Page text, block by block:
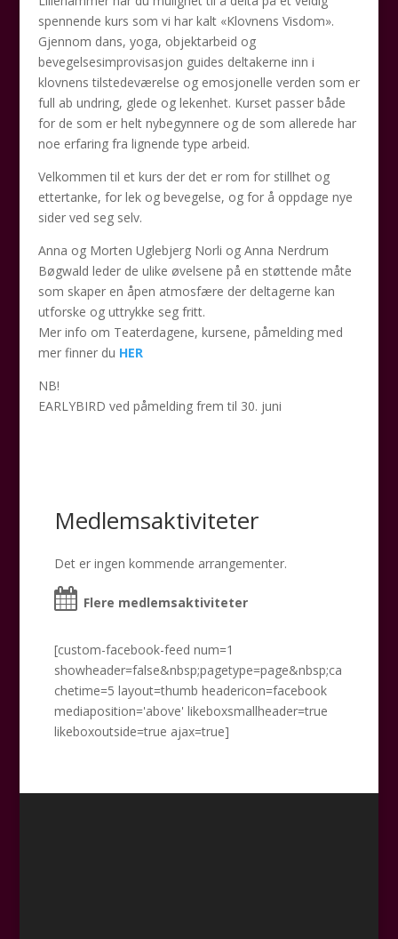
spennende kurs som vi har kalt «Klovnens Visdom».
Gjennom dans, yoga, objektarbeid og
bevegelsesimprovisasjon guides deltakerne inn i
klovnens tilstedeværelse og emosjonelle verden som er
full ab undring, glede og lekenhet. Kurset passer både
for de som er helt nybegynnere og de som allerede har
noe erfaring fra lignende type arbeid.
Velkommen til et kurs der det er rom for stillhet og
ettertanke, for lek og bevegelse, og for å oppdage nye
sider ved seg selv.
Anna og Morten Uglebjerg Norli og Anna Nerdrum
Bøgwald leder de ulike øvelsene på en støttende måte
som skaper en åpen atmosfære der deltagerne kan
utforske og uttrykke seg fritt.
Mer info om Teaterdagene, kursene, påmelding med
mer finner du HER
NB!
EARLYBIRD ved påmelding frem til 30. juni
Medlemsaktiviteter
Det er ingen kommende arrangementer.
Flere medlemsaktiviteter
[custom-facebook-feed num=1
showheader=false&nbsp;pagetype=page&nbsp;ca
chetime=5 layout=thumb headericon=facebook
mediaposition='above' likeboxsmallheader=true
likeboxoutside=true ajax=true]